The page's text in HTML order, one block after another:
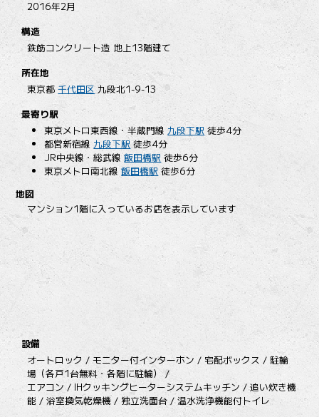
2016年2月
構造
鉄筋コンクリート造 地上13階建て
所在地
東京都千代田区 九段北1-9-13
最寄り駅
東京メトロ東西線・半蔵門線 九段下駅 徒歩4分
都営新宿線 九段下駅 徒歩4分
JR中央線・総武線飯田橋駅 徒歩6分
東京メトロ南北線飯田橋駅 徒歩6分
地図
マンション1階に入っているお店を表示しています
設備
オートロック / モニター付インターホン / 宅配ボックス / 駐輪
場（各戸1台無料・各階に駐輪） /
エアコン / IHクッキングヒーターシステムキッチン / 追い炊き機
能 / 浴室換気乾燥機 / 独立洗面台 / 温水洗浄機能付トイレ